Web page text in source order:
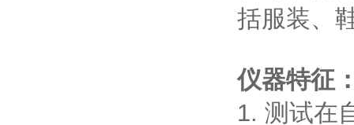
括服装、
仪器特征
1. 测试在